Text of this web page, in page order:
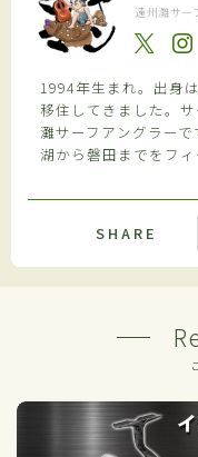
遠州灘サー
1994年生まれ。出身
移住してきました。
灘サーフアングラー
湖から磐田までをフィ
SHARE